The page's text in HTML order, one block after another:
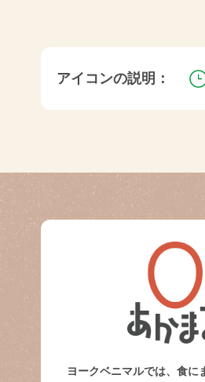
アイコンの説明：
ヨークベニマルでは、食に